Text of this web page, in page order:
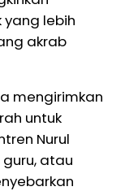
lebih
akrab
mengirimkan
untuk
Nurul
atau